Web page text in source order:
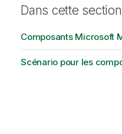
Dans cette section
Composants Microsoft
Scénario pour les